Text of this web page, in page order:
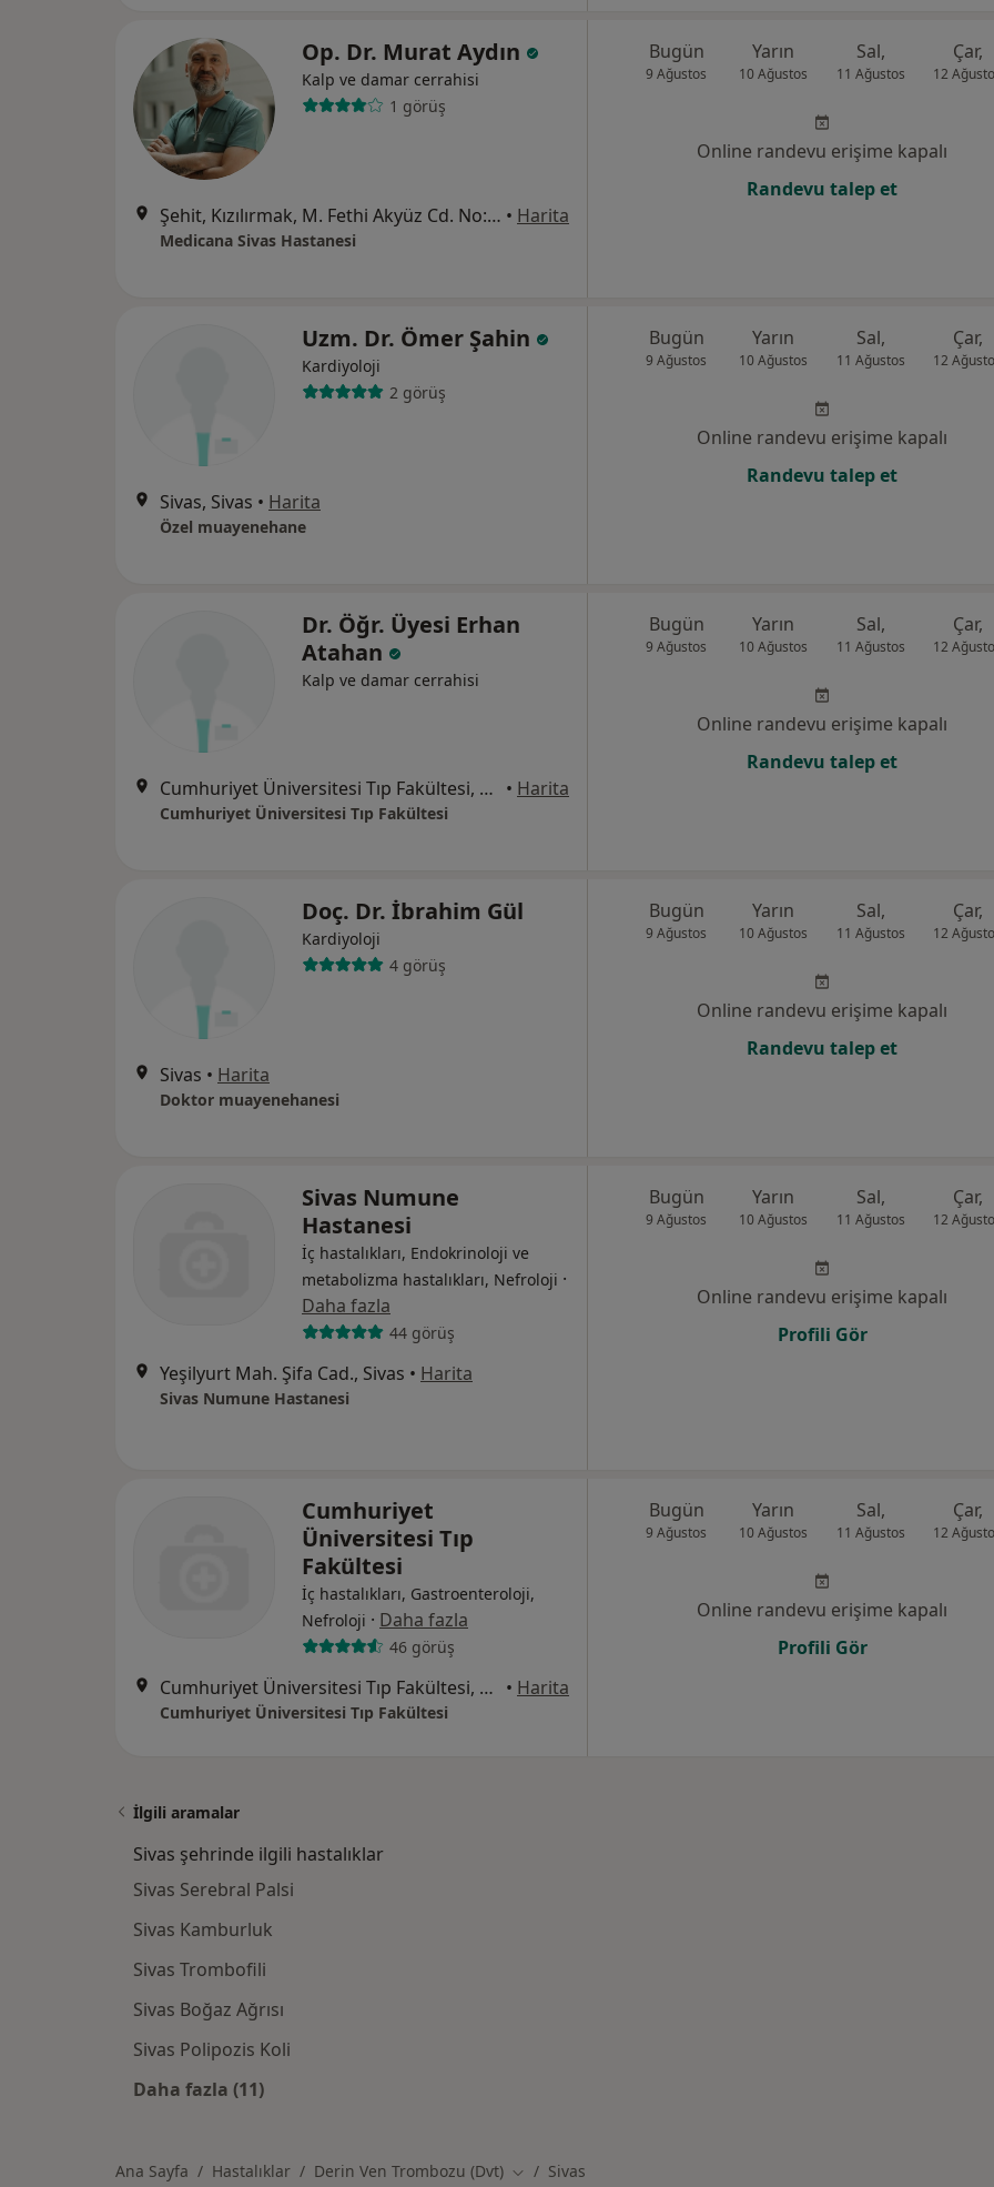
Op. Dr. Murat Aydın
Kalp ve damar cerrahisi
1 görüş
Şehit, Kızılırmak, M. Fethi Akyüz Cd. No: 8Merkez/Sivas, Sivas • Harita
Medicana Sivas Hastanesi
Bugün
9 Ağustos
Yarın
10 Ağustos
Sal,
11 Ağustos
Çar,
12
Online randevu erişime kapalı
Randevu talep et
Uzm. Dr. Ömer Şahin
Kardiyoloji
2 görüş
Sivas, Sivas • Harita
Özel muayenehane
Bugün
9 Ağustos
Yarın
10 Ağustos
Sal,
11 Ağustos
Çar,
12
Online randevu erişime kapalı
Randevu talep et
Dr. Öğr. Üyesi Erhan
Atahan
Kalp ve damar cerrahisi
Cumhuriyet Üniversitesi Tıp Fakültesi, Sivas • Harita
Cumhuriyet Üniversitesi Tıp Fakültesi
Bugün
9 Ağustos
Yarın
10 Ağustos
Sal,
11 Ağustos
Çar,
12
Online randevu erişime kapalı
Randevu talep et
Doç. Dr. İbrahim Gül
Kardiyoloji
4 görüş
Sivas • Harita
Doktor muayenehanesi
Bugün
9 Ağustos
Yarın
10 Ağustos
Sal,
11 Ağustos
Çar,
12
Online randevu erişime kapalı
Randevu talep et
Sivas Numune
Hastanesi
İç hastalıkları, Endokrinoloji ve
metabolizma hastalıkları, Nefroloji ·
Daha fazla
44 görüş
Yeşilyurt Mah. Şifa Cad., Sivas • Harita
Sivas Numune Hastanesi
Bugün
9 Ağustos
Yarın
10 Ağustos
Sal,
11 Ağustos
Çar,
12
Online randevu erişime kapalı
Profili Gör
Cumhuriyet
Üniversitesi Tıp
Fakültesi
İç hastalıkları, Gastroenteroloji,
Nefroloji · Daha fazla
46 görüş
Cumhuriyet Üniversitesi Tıp Fakültesi, Sivas • Harita
Cumhuriyet Üniversitesi Tıp Fakültesi
Bugün
9 Ağustos
Yarın
10 Ağustos
Sal,
11 Ağustos
Çar,
12
Online randevu erişime kapalı
Profili Gör
İlgili aramalar
Sivas şehrinde ilgili hastalıklar
Sivas Serebral Palsi
Sivas Kamburluk
Sivas Trombofili
Sivas Boğaz Ağrısı
Sivas Polipozis Koli
Daha fazla (11)
Ana Sayfa Hastalıklar Derin Ven Trombozu (Dvt) Şehir değiştir
Sivas